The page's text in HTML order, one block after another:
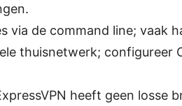
via de command line; vaak
thuisnetwerk; configureer
heeft geen losse